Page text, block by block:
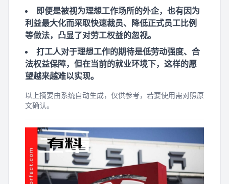
即便是被视为理想工作场所的外企，也有因为
利益最大化而采取快速裁员、降低正式员工比例
等做法，凸显了对劳工权益的忽视。
打工人对于理想工作的期待是低劳动强度、合
法权益保障，但在当前的就业环境下，这样的愿
望越来越难以实现。
以上摘要由系统自动生成，仅供参考，若要使用需对照原
文确认。